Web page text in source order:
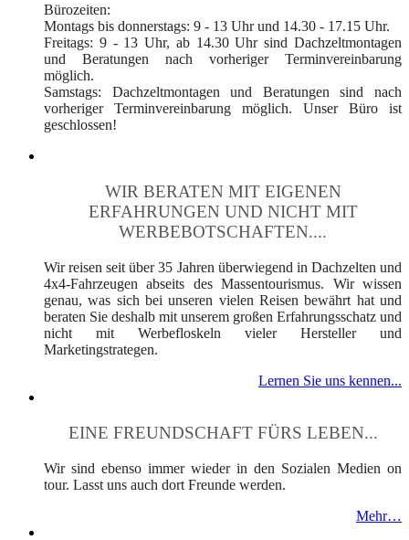
Bürozeiten:
Montags bis donnerstags: 9 - 13 Uhr und 14.30 - 17.15 Uhr.
Freitags: 9 - 13 Uhr, ab 14.30 Uhr sind Dachzeltmontagen
und Beratungen nach vorheriger Terminvereinbarung
möglich.
Samstags: Dachzeltmontagen und Beratungen sind nach
vorheriger Terminvereinbarung möglich. Unser Büro ist
geschlossen!
WIR BERATEN MIT EIGENEN
ERFAHRUNGEN UND NICHT MIT
WERBEBOTSCHAFTEN....
Wir reisen seit über 35 Jahren überwiegend in Dachzelten und
4x4-Fahrzeugen abseits des Massentourismus. Wir wissen
genau, was sich bei unseren vielen Reisen bewährt hat und
beraten Sie deshalb mit unserem großen Erfahrungsschatz und
nicht mit Werbefloskeln vieler Hersteller und
Marketingstrategen.
Lernen Sie uns kennen...
EINE FREUNDSCHAFT FÜRS LEBEN...
Wir sind ebenso immer wieder in den Sozialen Medien on
tour. Lasst uns auch dort Freunde werden.
Mehr…